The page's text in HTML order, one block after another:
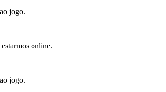
jogo.
online.
jogo.